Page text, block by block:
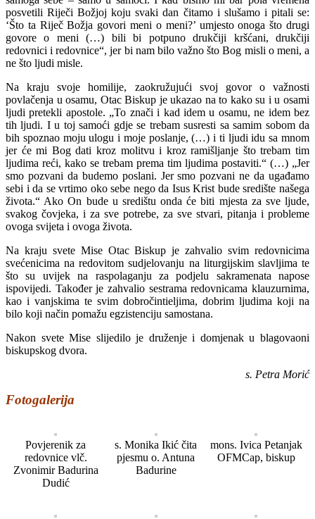
posvetili Riječi Božjoj koju svaki dan čitamo i slušamo i pitali se:
‘Što ta Riječ Božja govori meni o meni?’ umjesto onoga što drugi
govore o meni (…) bili bi potpuno drukčiji kršćani, drukčiji
redovnici i redovnice“, jer bi nam bilo važno što Bog misli o meni, a
ne što ljudi misle.
Na kraju svoje homilije, zaokružujući svoj govor o važnosti
povlačenja u osamu, Otac Biskup je ukazao na to kako su i u osami
ljudi pretekli apostole. „To znači i kad idem u osamu, ne idem bez
tih ljudi. I u toj samoći gdje se trebam susresti sa samim sobom da
bih spoznao moju ulogu i moje poslanje, (…) i ti ljudi idu sa mnom
jer će mi Bog dati kroz molitvu i kroz ramišljanje što trebam tim
ljudima reći, kako se trebam prema tim ljudima postaviti.“ (…) „Jer
smo pozvani da budemo poslani. Jer smo pozvani ne da ugađamo
sebi i da se vrtimo oko sebe nego da Isus Krist bude središte našega
života.“ Ako On bude u središtu onda će biti mjesta za sve ljude,
svakog čovjeka, i za sve potrebe, za sve stvari, pitanja i probleme
ovoga svijeta i ovoga života.
Na kraju svete Mise Otac Biskup je zahvalio svim redovnicima
svećenicima na redovitom sudjelovanju na liturgijskim slavljima te
što su uvijek na raspolaganju za podjelu sakramenata napose
ispovijedi. Također je zahvalio sestrama redovnicama klauzurnima,
kao i vanjskima te svim dobročintieljima, dobrim ljudima koji na
bilo koji način pomažu egzistenciju samostana.
Nakon svete Mise slijedilo je druženje i domjenak u blagovaoni
biskupskog dvora.
s. Petra Morić
Fotogalerija
Povjerenik za
redovnice vlč.
Zvonimir Badurina
Dudić
s. Monika Ikić čita
pjesmu o. Antuna
Badurine
mons. Ivica Petanjak
OFMCap, biskup